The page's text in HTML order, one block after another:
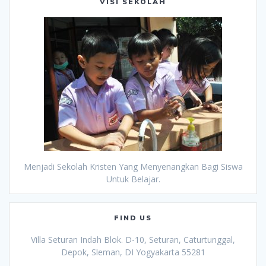
Menjadi Sekolah Kristen Yang Menyenangkan Bagi Siswa
Untuk Belajar.
FIND US
Villa Seturan Indah Blok. D-10, Seturan, Caturtunggal,
Depok, Sleman, DI Yogyakarta 55281